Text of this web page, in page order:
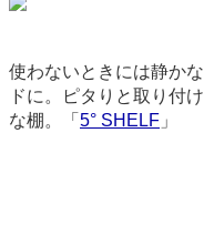
使わないときには静か
ドに。ピタりと取り付
な棚。「 5° SHELF 」